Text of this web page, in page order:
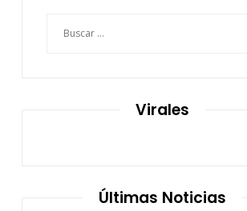
Virales
Últimas Noticias